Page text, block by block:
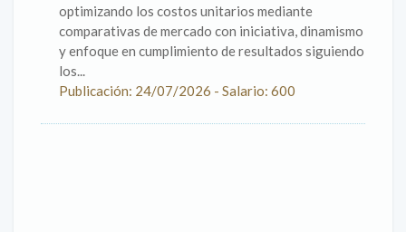
optimizando los costos unitarios mediante
comparativas de mercado con iniciativa, dinamismo
y enfoque en cumplimiento de resultados siguiendo
los...
Publicación: 24/07/2026 - Salario: 600